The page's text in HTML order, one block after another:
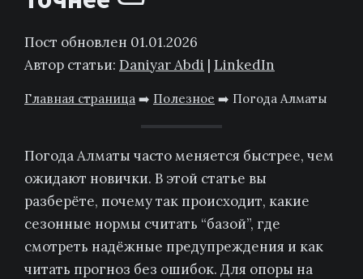
Пост обновлен 01.01.2026
Автор статьи: Daniyar Abdi | LinkedIn
Главная страница ➡️ Полезное ➡️ Погода Алматы
Погода Алматы часто меняется быстрее, чем
ожидают новички. В этой статье вы
разберёте, почему так происходит, какие
сезонные нормы считать “базой”, где
смотреть надёжные предупреждения и как
читать прогноз без ошибок. Для опоры на